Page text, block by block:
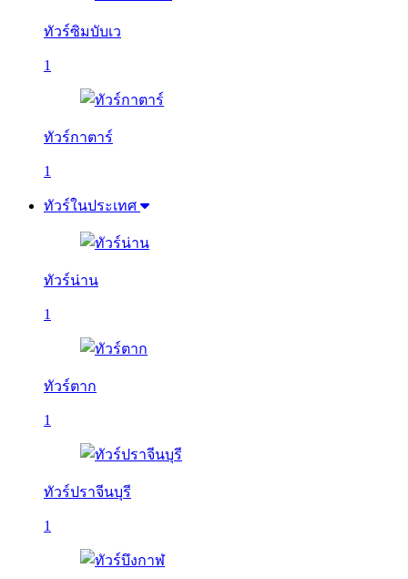
ทัวร์ซิมบับเว
1
ทัวร์กาตาร์
1
ทัวร์ในประเทศ
ทัวร์น่าน
1
ทัวร์ตาก
1
ทัวร์ปราจีนบุรี
1